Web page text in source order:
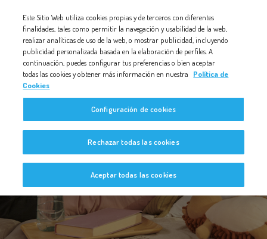
accesibilidad.Bebé a Bordo
Este Sitio Web utiliza cookies propias y de terceros con diferentes
finalidades, tales como permitir la navegación y usabilidad de la web,
realizar analíticas de uso de la web, o mostrar publicidad, incluyendo
publicidad personalizada basada en la elaboración de perfiles. A
continuación, puedes configurar tus preferencias o bien aceptar
todas las cookies y obtener más información en nuestra
Política de
Cookies
Configuración de cookies
Rechazar todas las cookies
Aceptar todas las cookies